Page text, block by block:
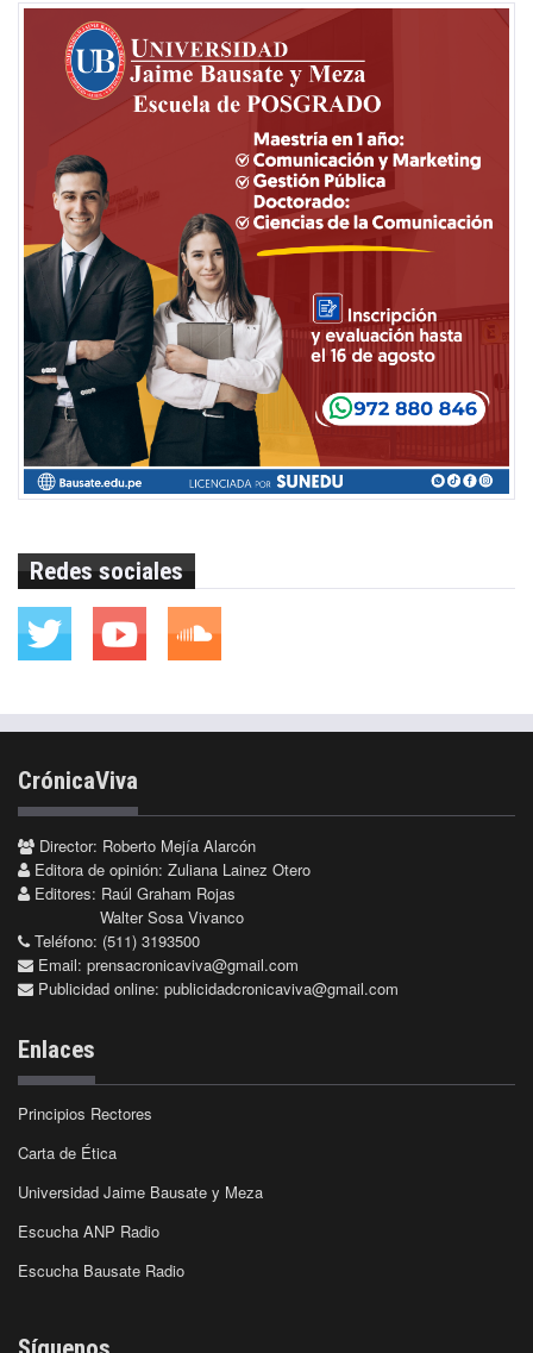
Redes sociales
CrónicaViva
Director: Roberto Mejía Alarcón
Editora de opinión: Zuliana Lainez Otero
Editores: Raúl Graham Rojas
Walter Sosa Vivanco
Teléfono: (511) 3193500
Email: prensacronicaviva@gmail.com
Publicidad online: publicidadcronicaviva@gmail.com
Enlaces
Principios Rectores
Carta de Ética
Universidad Jaime Bausate y Meza
Escucha ANP Radio
Escucha Bausate Radio